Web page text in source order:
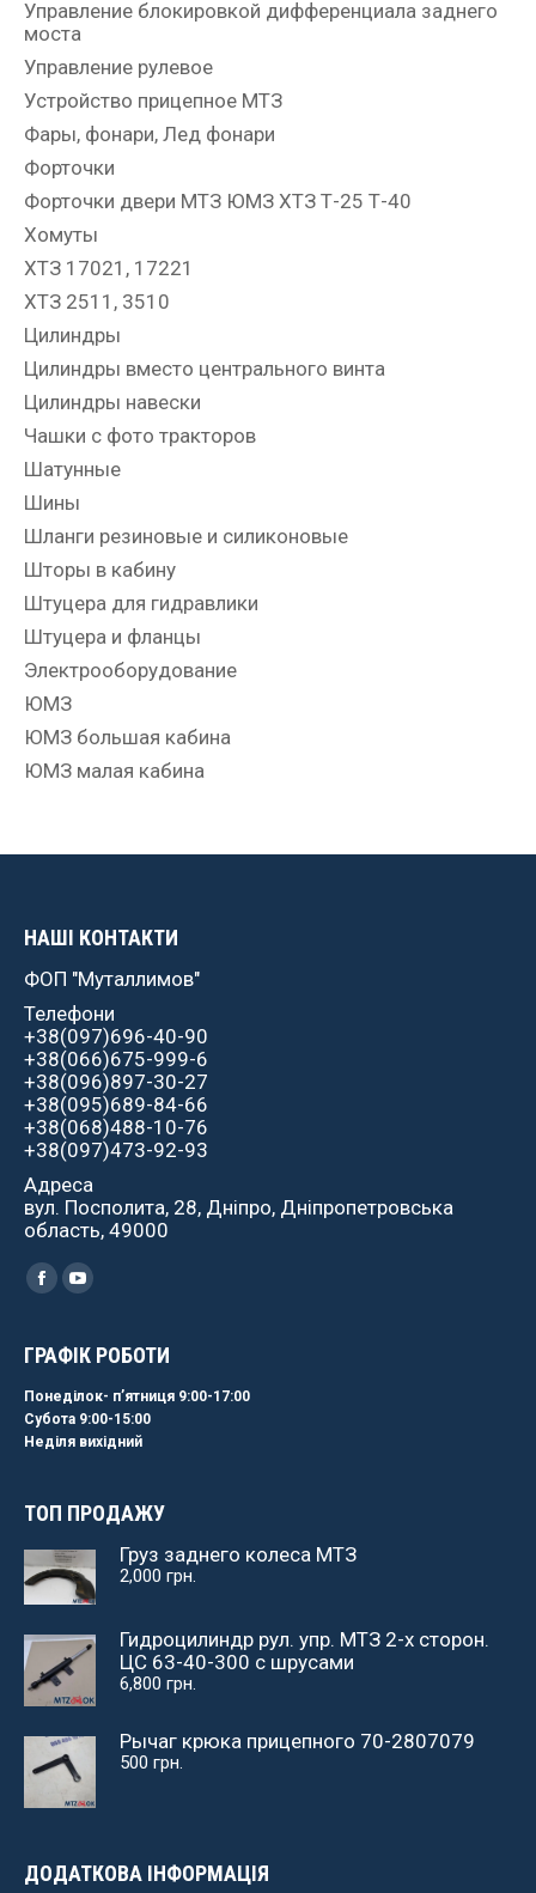
Управление блокировкой дифференциала заднего
моста
Управление рулевое
Устройство прицепное МТЗ
Фары, фонари, Лед фонари
Форточки
Форточки двери МТЗ ЮМЗ ХТЗ Т-25 Т-40
Хомуты
ХТЗ 17021, 17221
ХТЗ 2511, 3510
Цилиндры
Цилиндры вместо центрального винта
Цилиндры навески
Чашки с фото тракторов
Шатунные
Шины
Шланги резиновые и силиконовые
Шторы в кабину
Штуцера для гидравлики
Штуцера и фланцы
Электрооборудование
ЮМЗ
ЮМЗ большая кабина
ЮМЗ малая кабина
НАШІ КОНТАКТИ
ФОП "Муталлимов"
Телефони
+38(097)696-40-90
+38(066)675-999-6
+38(096)897-30-27
+38(095)689-84-66
+38(068)488-10-76
+38(097)473-92-93
Адреса
вул. Посполита, 28, Дніпро, Дніпропетровська
область, 49000
Найдите нас:
Facebook
YouTube
ГРАФІК РОБОТИ
Понеділок- пʼятниця 9:00-17:00
Субота 9:00-15:00
Неділя вихідний
ТОП ПРОДАЖУ
Груз заднего колеса МТЗ
2,000 грн.
Гидроцилиндр рул. упр. МТЗ 2-х сторон.
ЦС 63-40-300 с шрусами
6,800 грн.
Рычаг крюка прицепного 70-2807079
500 грн.
ДОДАТКОВА ІНФОРМАЦІЯ